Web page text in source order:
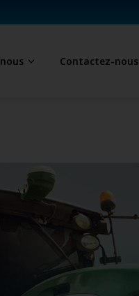
Contactez-nous